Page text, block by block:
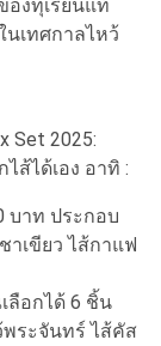
องทุเรียนแท้
เทศกาลไหว้
Set 2025:
ส้ได้เอง อาทิ :
บาท ประกอบ
เขียว ไส้กาแฟ
ลือกได้ 6 ชิ้น
พระจันทร์ ไส้คัส